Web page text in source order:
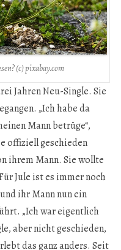
(c) pixabay.com
Jahren Neu-Single. Sie
„Ich habe da
Mann betrüge“,
offiziell geschieden
ihrem Mann. Sie wollte
Jule ist es immer noch
ihr Mann nun ein
„Ich war eigentlich
aber nicht geschieden,
das ganz anders. Seit